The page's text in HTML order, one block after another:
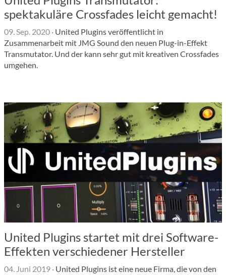
spektakuläre Crossfades leicht gemacht!
09. Sep. 2020 · United Plugins veröffentlicht in
Zusammenarbeit mit JMG Sound den neuen Plug-in-Effekt
Transmutator. Und der kann sehr gut mit kreativen Crossfades
umgehen.
United Plugins startet mit drei Software-
Effekten verschiedener Hersteller
04. Juni 2019 · United Plugins ist eine neue Firma, die von den